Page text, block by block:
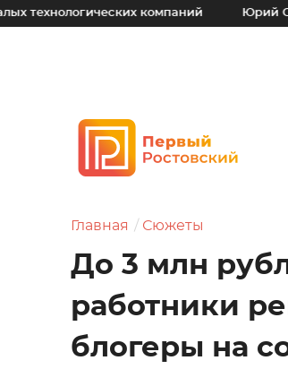
компаний Юрий Слюсарь:
Главная Сюжеты
До 3 млн
работники
блогеры на